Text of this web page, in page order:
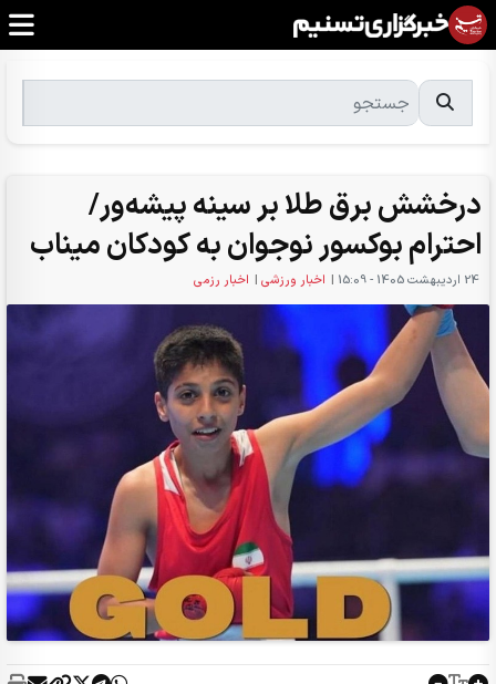
درخشش برق طلا بر سینه پیشه‌ور/
احترام بوکسور نوجوان به کودکان میناب
24 ارديبهشت 1405 - 15:09 | اخبار ورزشی | اخبار رزمی